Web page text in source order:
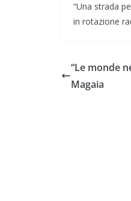
“Una strada
in rotazione
“Le monde
Magaia